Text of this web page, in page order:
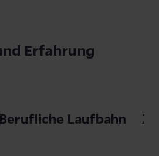
Erfahrung
Berufliche Laufbahn